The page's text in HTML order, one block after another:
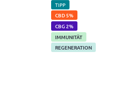
TIPP
CBD 5%
CBG 2%
IMMUNITÄT
REGENERATION